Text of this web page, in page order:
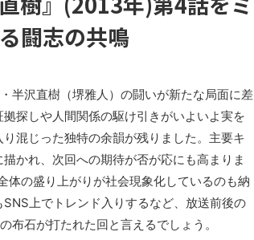
闘志の共鳴
半沢直樹（堺雅人）の闘いが新たな局面に差
探しや人間関係の駆け引きがいよいよ実を
混じった独特の余韻が残りました。主要キ
かれ、次回への期待が否が応にも高まりま
体の盛り上がりが社会現象化しているのも納
上でトレンド入りするなど、放送前後の
石が打たれた回と言えるでしょう。